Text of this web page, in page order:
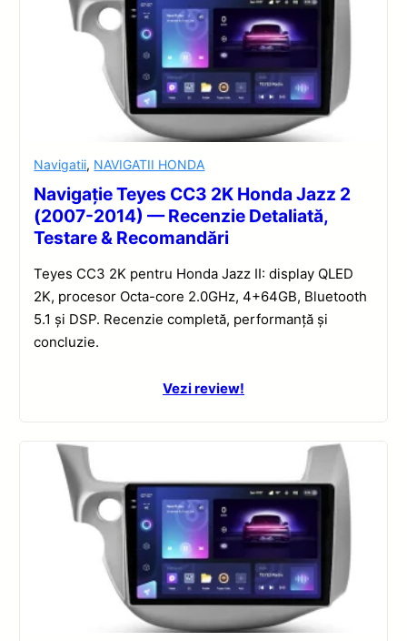
Navigatii, NAVIGATII HONDA
Navigație Teyes CC3 2K Honda Jazz 2
(2007-2014) — Recenzie Detaliată,
Testare & Recomandări
Teyes CC3 2K pentru Honda Jazz II: display QLED
2K, procesor Octa-core 2.0GHz, 4+64GB, Bluetooth
5.1 și DSP. Recenzie completă, performanță și
concluzie.
Vezi review!